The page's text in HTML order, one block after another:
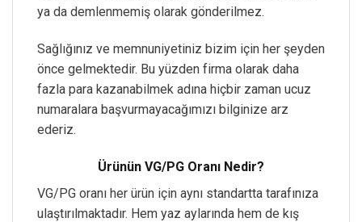
ya da demlenmemiş olarak gönderilmez.
Sağlığınız ve memnuniyetiniz bizim için her şeyden
önce gelmektedir. Bu yüzden firma olarak daha
fazla para kazanabilmek adına hiçbir zaman ucuz
numaralara başvurmayacağımızı bilginize arz
ederiz.
Ürünün VG/PG Oranı Nedir?
VG/PG oranı her ürün için aynı standartta tarafınıza
ulaştırılmaktadır. Hem yaz aylarında hem de kış